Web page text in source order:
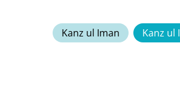
Kanz ul Iman Kanz ul